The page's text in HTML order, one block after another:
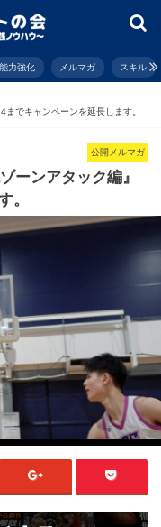
力強化 メルマガ スキル
までキャンペーンを延長します。
公開メルマガ
ーンアタック編』
。